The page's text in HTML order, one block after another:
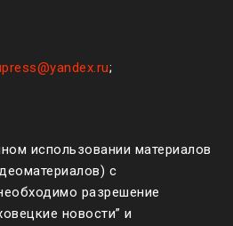
;
использовании материалов
с
разрешение
новости” и